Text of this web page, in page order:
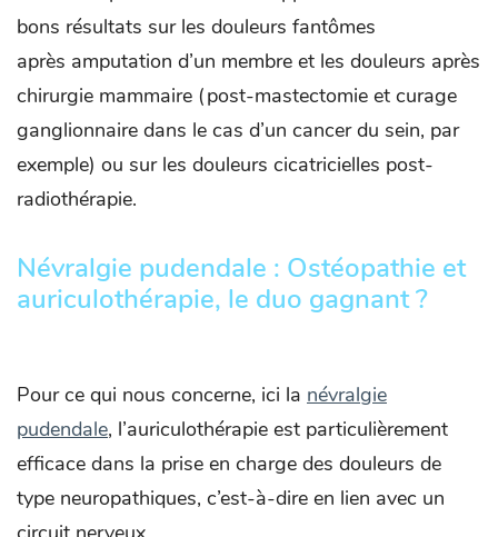
bons résultats sur les douleurs fantômes
après amputation d’un membre et les douleurs après
chirurgie mammaire (post-mastectomie et curage
ganglionnaire dans le cas d’un cancer du sein, par
exemple) ou sur les douleurs cicatricielles post-
radiothérapie.
Névralgie pudendale : Ostéopathie et
auriculothérapie, le duo gagnant ?
Pour ce qui nous concerne, ici la névralgie
pudendale, l’auriculothérapie est particulièrement
efficace dans la prise en charge des douleurs de
type neuropathiques, c’est-à-dire en lien avec un